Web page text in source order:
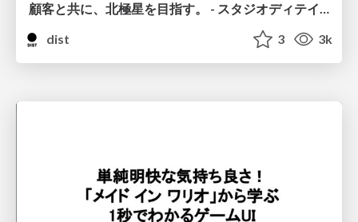
顧客と共に、北極星を目指す。 - スタジオディテイルズの制作現場 -
dist
3 3k